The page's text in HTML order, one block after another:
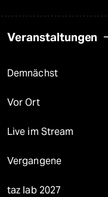
Veranstaltungen
Demnächst
Vor Ort
Live im Stream
Vergangene
taz lab 2027